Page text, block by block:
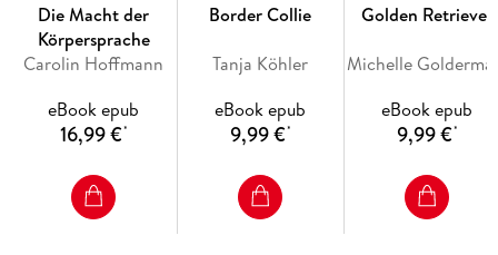
Die Macht der
Körpersprache
Carolin Hoffmann
eBook epub
16,99 €*
Border Collie
Tanja Köhler
eBook epub
9,99 €*
Golden Retriever
eBook epub
9,99 €*